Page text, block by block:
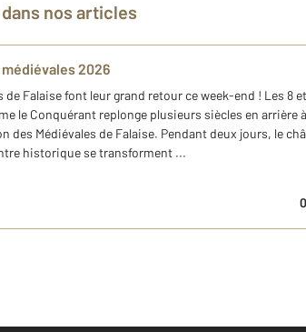
dans nos articles
2026
de Falaise font leur grand retour ce week-end ! Les 8
le Conquérant replonge plusieurs siècles en arrière
des Médiévales de Falaise. Pendant deux jours, le
historique se transforment ...